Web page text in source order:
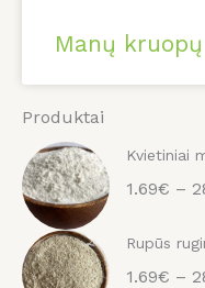
Manų
Produktai
Kvietiniai
1.69€ –
Rupūs
1.69€ –